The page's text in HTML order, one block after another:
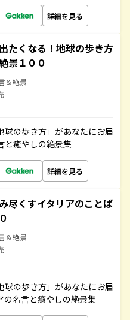
詳細を見る
たくなる！地球の歩き方
景１００
＆絶景
の歩き方」があなたにお届
と癒やしの絶景集
詳細を見る
尽くすイタリアのことば
＆絶景
の歩き方」があなたにお届
の名言と癒やしの絶景集